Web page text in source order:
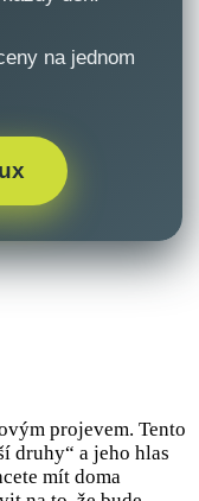
na jednom
projevem. Tento
druhy“ a jeho hlas
mít doma